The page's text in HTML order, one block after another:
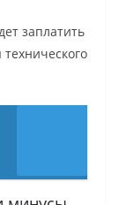
заплатить